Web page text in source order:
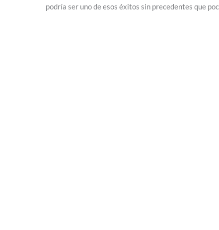
podría ser uno de esos éxitos sin precedentes que